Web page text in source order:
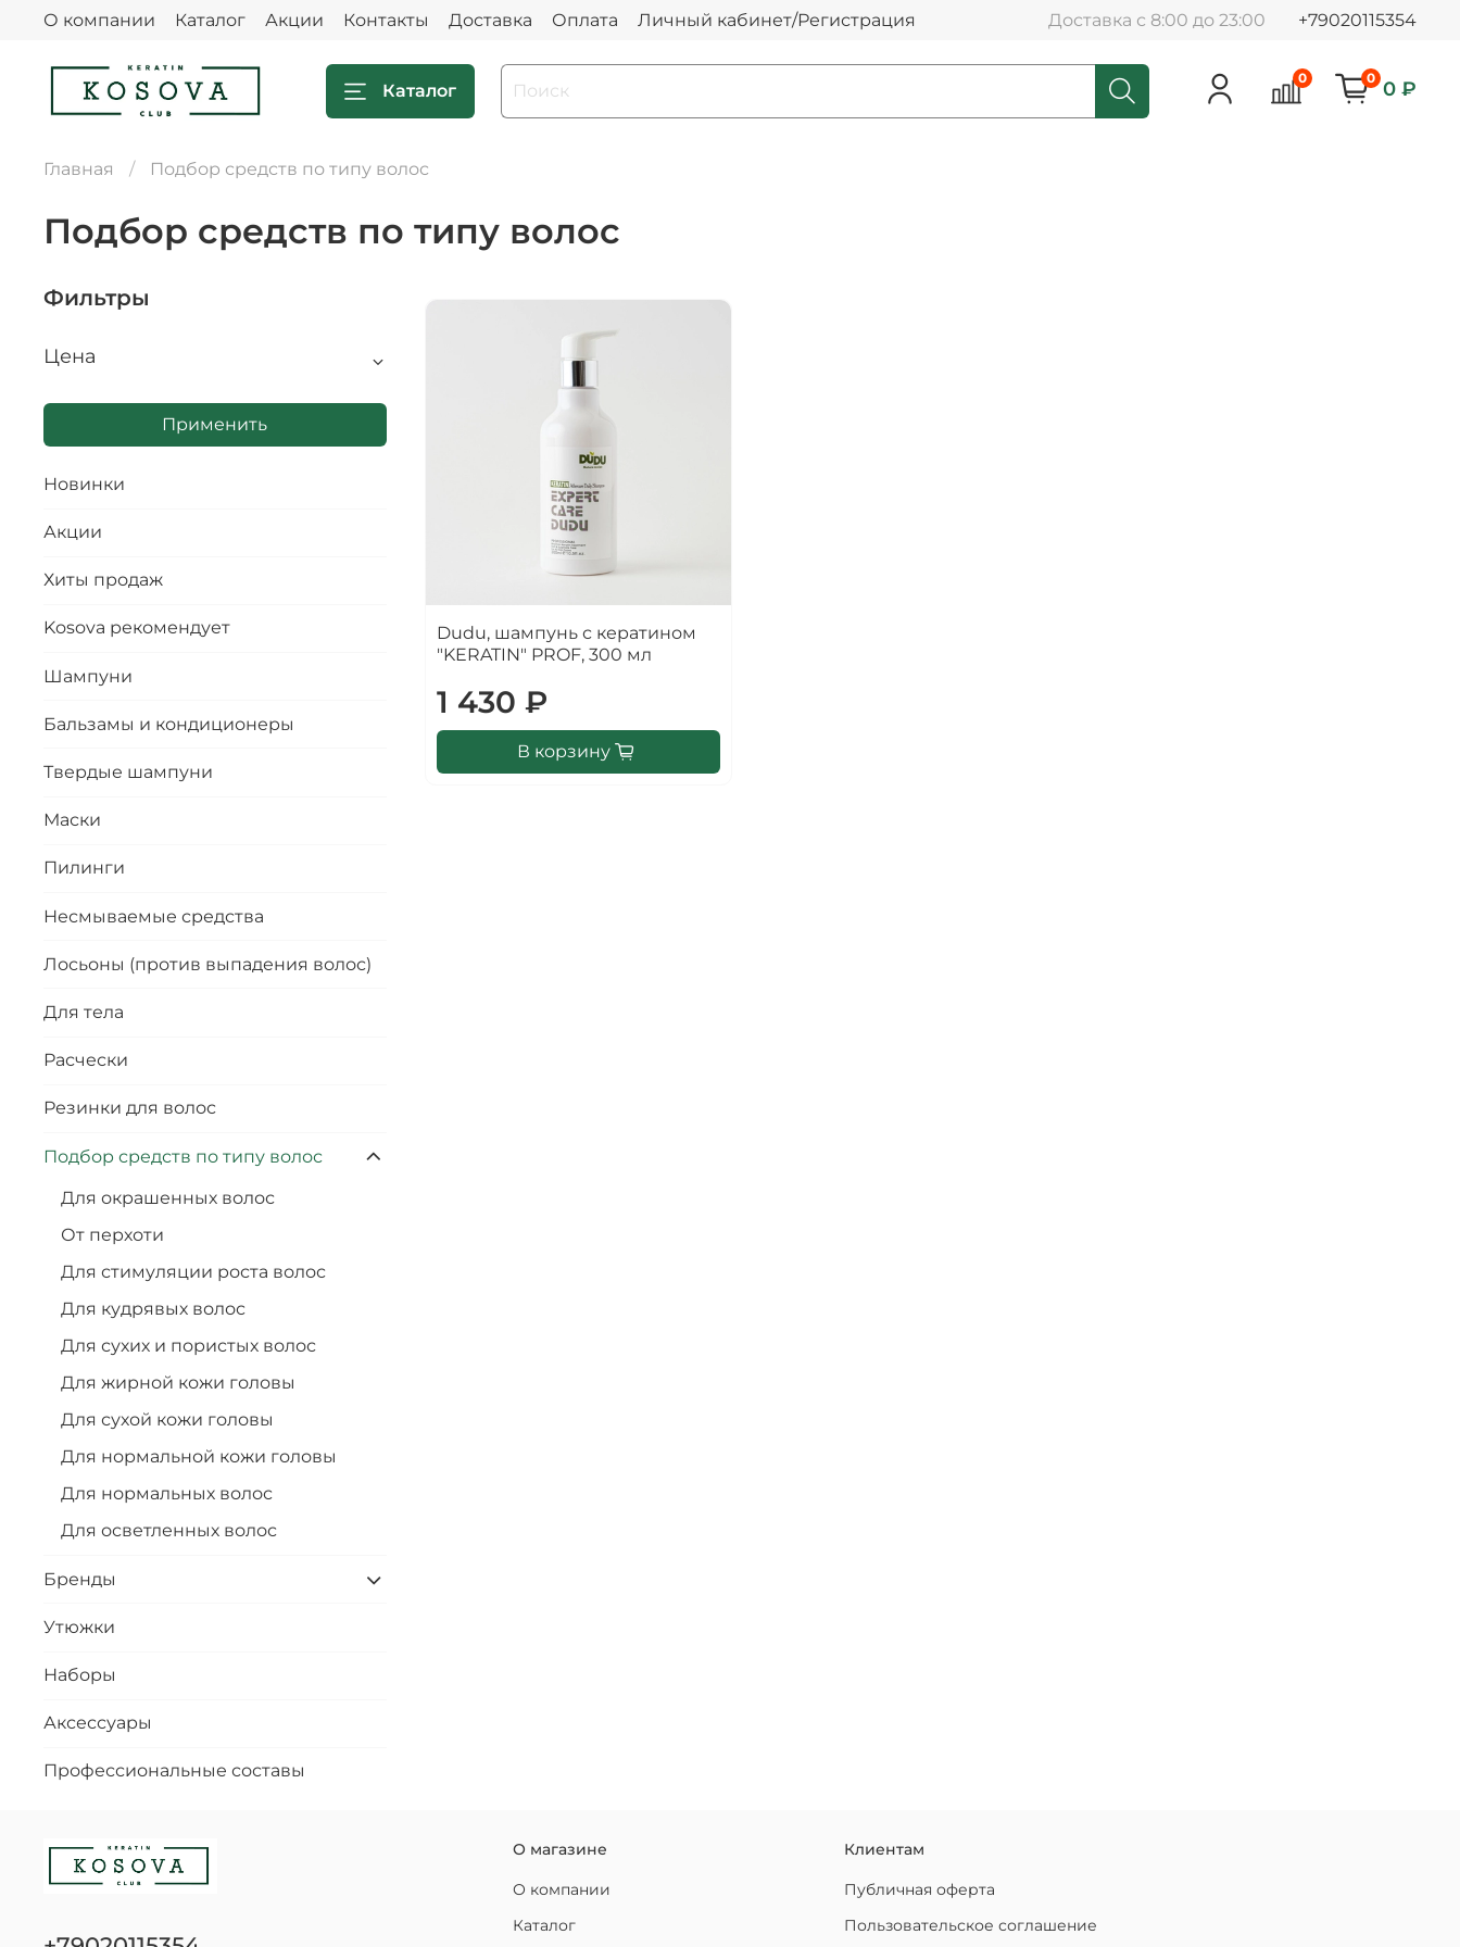
О компании Каталог Акции Контакты Доставка Оплата Личный кабинет/Регистрация Доставка с 8:00 до 23:00 +79020115354
Каталог
0 0 0 ₽
Главная Подбор средств по типу волос
Подбор средств по типу волос
Dudu, шампунь с кератином
"KERATIN" PROF, 300 мл
1 430 ₽
В корзину
Фильтры
Цена
Применить
Новинки
Акции
Хиты продаж
Kosova рекомендует
Шампуни
Бальзамы и кондиционеры
Твердые шампуни
Маски
Пилинги
Несмываемые средства
Лосьоны (против выпадения волос)
Для тела
Расчески
Резинки для волос
Подбор средств по типу волос
Для окрашенных волос
От перхоти
Для стимуляции роста волос
Для кудрявых волос
Для сухих и пористых волос
Для жирной кожи головы
Для сухой кожи головы
Для нормальной кожи головы
Для нормальных волос
Для осветленных волос
Бренды
Утюжки
Наборы
Аксессуары
Профессиональные составы
О магазине
О компании
Каталог
Клиентам
Публичная оферта
Пользовательское соглашение